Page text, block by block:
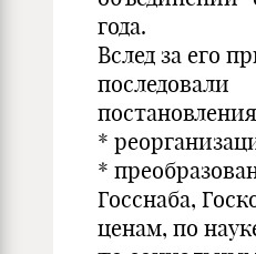
года.
Вслед за его
последовали
*
*
Госснаба,
ценам, по